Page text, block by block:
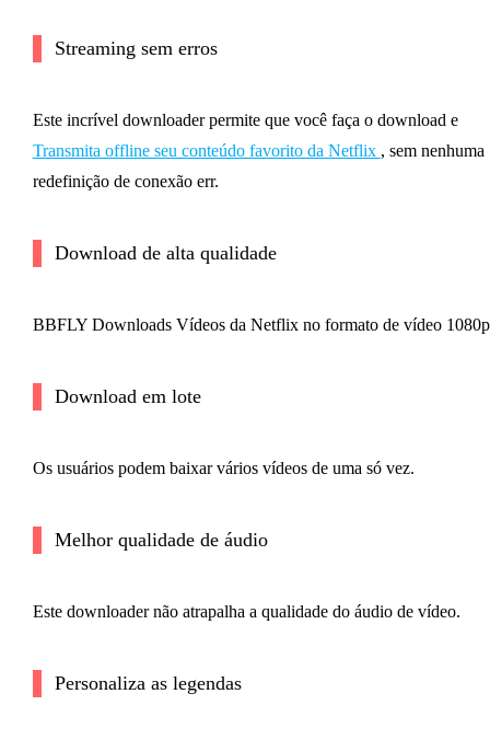
Streaming sem erros
Este incrível downloader permite que você faça o download e
Transmita offline seu conteúdo favorito da Netflix , sem nenhuma
redefinição de conexão err.
Download de alta qualidade
BBFLY Downloads Vídeos da Netflix no formato de vídeo
Download em lote
Os usuários podem baixar vários vídeos de uma só vez.
Melhor qualidade de áudio
Este downloader não atrapalha a qualidade do áudio de vídeo.
Personaliza as legendas